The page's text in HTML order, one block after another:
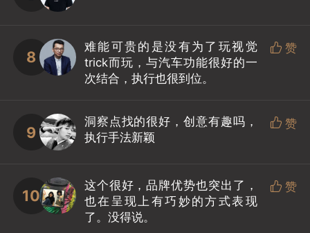
8
难能可贵的是没有为了玩视觉
trick而玩，与汽车功能很好的一
次结合，执行也很到位。
 赞
9
洞察点找的很好，创意有趣吗，
执行手法新颖
 赞
10
这个很好，品牌优势也突出了，
也在呈现上有巧妙的方式表现
了。没得说。
 赞